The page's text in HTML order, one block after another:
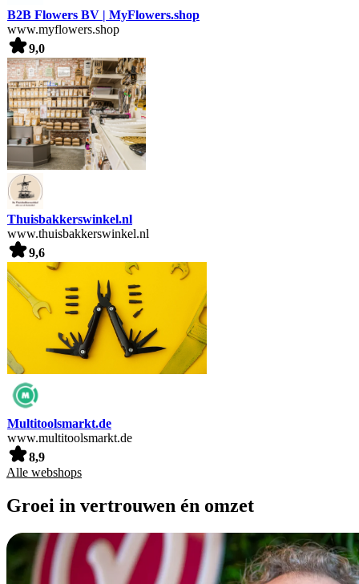
B2B Flowers BV | MyFlowers.shop
www.myflowers.shop
9,0
Thuisbakkerswinkel.nl
www.thuisbakkerswinkel.nl
9,6
Multitoolsmarkt.de
www.multitoolsmarkt.de
8,9
Alle webshops
Groei in vertrouwen én omzet